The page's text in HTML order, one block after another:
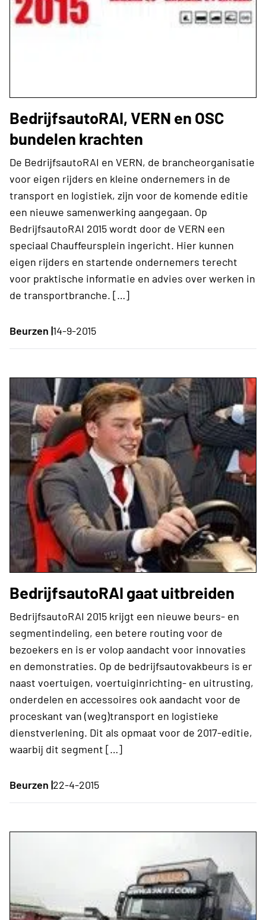
BedrijfsautoRAI, VERN en OSC
bundelen krachten
De BedrijfsautoRAI en VERN, de brancheorganisatie
voor eigen rijders en kleine ondernemers in de
transport en logistiek, zijn voor de komende editie
een nieuwe samenwerking aangegaan. Op
BedrijfsautoRAI 2015 wordt door de VERN een
speciaal Chauffeursplein ingericht. Hier kunnen
eigen rijders en startende ondernemers terecht
voor praktische informatie en advies over werken in
de transportbranche. […]
Beurzen |14-9-2015
BedrijfsautoRAI gaat uitbreiden
BedrijfsautoRAI 2015 krijgt een nieuwe beurs- en
segmentindeling, een betere routing voor de
bezoekers en is er volop aandacht voor innovaties
en demonstraties. Op de bedrijfsautovakbeurs is er
naast voertuigen, voertuiginrichting- en uitrusting,
onderdelen en accessoires ook aandacht voor de
proceskant van (weg)transport en logistieke
dienstverlening. Dit als opmaat voor de 2017-editie,
waarbij dit segment […]
Beurzen |22-4-2015